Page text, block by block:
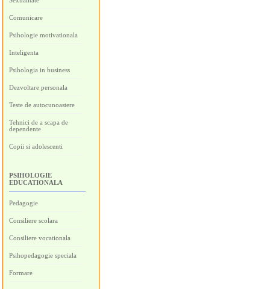
Comunicare
Psihologie motivationala
Inteligenta
Psihologia in business
Dezvoltare personala
Teste de autocunoastere
Tehnici de a scapa de
dependente
Copii si adolescenti
PSIHOLOGIE
EDUCATIONALA
Pedagogie
Consiliere scolara
Consiliere vocationala
Psihopedagogie speciala
Formare